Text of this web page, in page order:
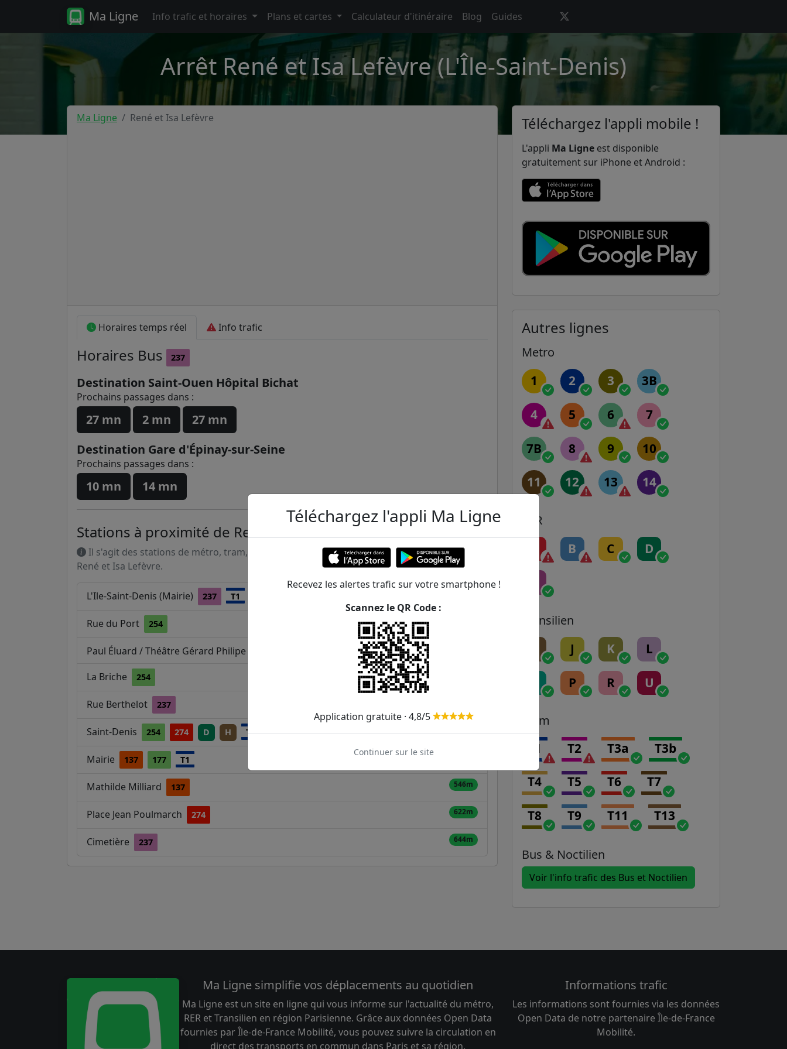
Ma Ligne Info trafic et horaires Plans et cartes Calculateur d'itinéraire Blog Guides
Arrêt René et Isa Lefèvre (L'Île-Saint-Denis)
Ma Ligne René et Isa Lefèvre
Horaires temps réel Info trafic
Horaires Bus 237
Destination Saint-Ouen Hôpital Bichat
Prochains passages dans :
27 mn 2 mn
27 mn
Destination Gare d'Épinay-sur-Seine
Prochains passages dans :
10 mn 14 mn
Stations à proximité de René et Isa Lefèvre
Il s'agit des stations de métro, tram, RER et transilien situées à moins de 1km de la gare
René et Isa Lefèvre.
L'Ile-Saint-Denis (Mairie) 237 T1 300m
Rue du Port 254
Paul Éluard / Théâtre Gérard Philipe
La Briche 254
Rue Berthelot 237
Saint-Denis 254 274 D H T1 T8
Mairie 137 177 T1
Mathilde Milliard 137 546m
Place Jean Poulmarch 274 622m
Cimetière 237 644m
Téléchargez l'appli mobile !
L'appli Ma Ligne est disponible
gratuitement sur iPhone et Android :
Autres lignes
Metro
1 2 3 3B
4 5 6 7
7B 8 9 10
11 12 13 14
RER
B C D
Transilien
J K L
P R U
Tram
T1 T2 T3a T3b
T4 T5 T6 T7
T8 T9 T11 T13
Bus & Noctilien
Voir l'info trafic des Bus et Noctilien
Ma Ligne simplifie vos déplacements au quotidien
Ma Ligne est un site en ligne qui vous informe sur l'actualité du métro,
RER et Transilien en région Parisienne. Grâce aux données Open Data
fournies par Île-de-France Mobilité, vous pouvez suivre la circulation en
direct des transports en commun dans Paris et sa région.
Informations trafic
Les informations sont fournies via les données
Open Data de notre partenaire Île-de-France
Mobilité.
Téléchargez l'appli Ma Ligne
Recevez les alertes trafic sur votre smartphone !
Scannez le QR Code :
Application gratuite · 4,8/5
Continuer sur le site